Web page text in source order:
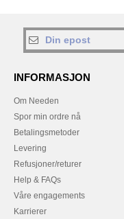
INFORMASJON
Om Needen
Spor min ordre nå
Betalingsmetoder
Levering
Refusjoner/returer
Help & FAQs
Våre engagements
Karrierer